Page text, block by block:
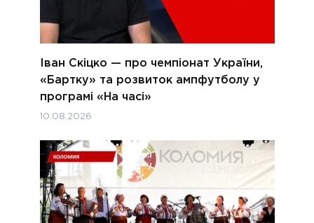
Іван Скіцко — про чемпіонат України,
«Бартку» та розвиток ампфутболу у
програмі «На часі»
10.08.2026